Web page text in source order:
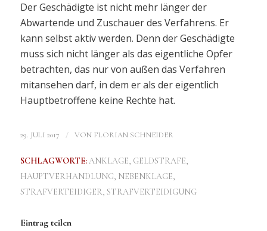
Der Geschädigte ist nicht mehr länger der
Abwartende und Zuschauer des Verfahrens. Er
kann selbst aktiv werden. Denn der Geschädigte
muss sich nicht länger als das eigentliche Opfer
betrachten, das nur von außen das Verfahren
mitansehen darf, in dem er als der eigentlich
Hauptbetroffene keine Rechte hat.
29. JULI 2017 / VON FLORIAN SCHNEIDER
SCHLAGWORTE: ANKLAGE, GELDSTRAFE,
HAUPTVERHANDLUNG, NEBENKLAGE,
STRAFVERTEIDIGER, STRAFVERTEIDIGUNG
Eintrag teilen